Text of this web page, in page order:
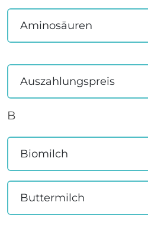
Aminosäuren
Auszahlungspreis
B
Biomilch
Buttermilch